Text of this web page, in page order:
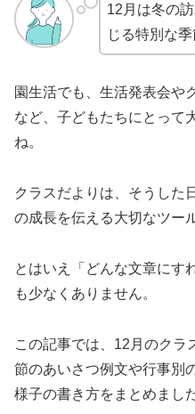
12月は冬の
じる特別な季
園生活でも、生活発表会や
など、子どもたちにとって
ね。
クラスだよりは、そうした
の成長を伝える大切なツー
とはいえ「どんな文章に
も少なくありません。
この記事では、12月のクラ
節のあいさつ例文や行事別
様子の書き方をまとめました